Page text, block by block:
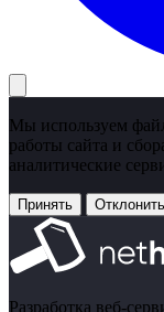
Мы используем
работы сайта и
аналитические
Принять Отклонить
Разработка веб-